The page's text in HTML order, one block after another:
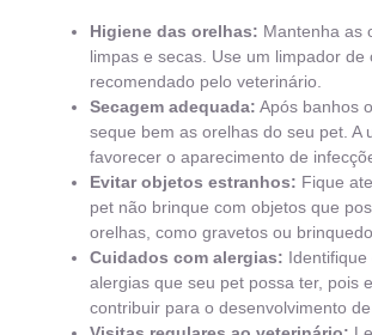
Higiene das orelhas: Mantenha as
limpas e secas. Use um limpador de
recomendado pelo veterinário.
Secagem adequada: Após banhos
seque bem as orelhas do seu pet. A
favorecer o aparecimento de
Evitar objetos estranhos: Fique
pet não brinque com objetos que
orelhas, como gravetos ou
Cuidados com alergias:
alergias que seu pet possa ter, pois
contribuir para o desenvolvimento